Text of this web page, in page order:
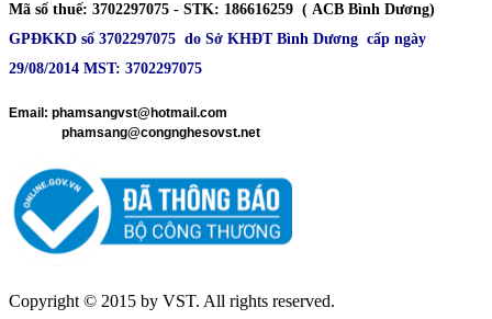
Mã số thuế: 3702297075 - STK: 186616259 ( ACB Bình Dương)
GPĐKKD số 3702297075 do Sở KHĐT Bình Dương cấp ngày
29/08/2014 MST: 3702297075
Email: phamsangvst@hotmail.com
phamsang@congnghesovst.net
Copyright © 2015 by VST. All rights reserved.